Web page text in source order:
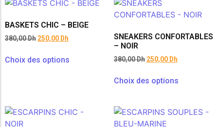
BASKETS CHIC – BEIGE
380,00Dh 250,00 Dh
Choix des options
SNEAKERS CONFORTABLES
– NOIR
380,00Dh 250,00 Dh
Choix des options